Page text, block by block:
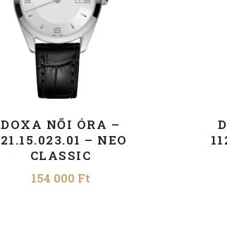
DOXA NŐI ÓRA –
– NEO
CLASSIC
154 000 Ft